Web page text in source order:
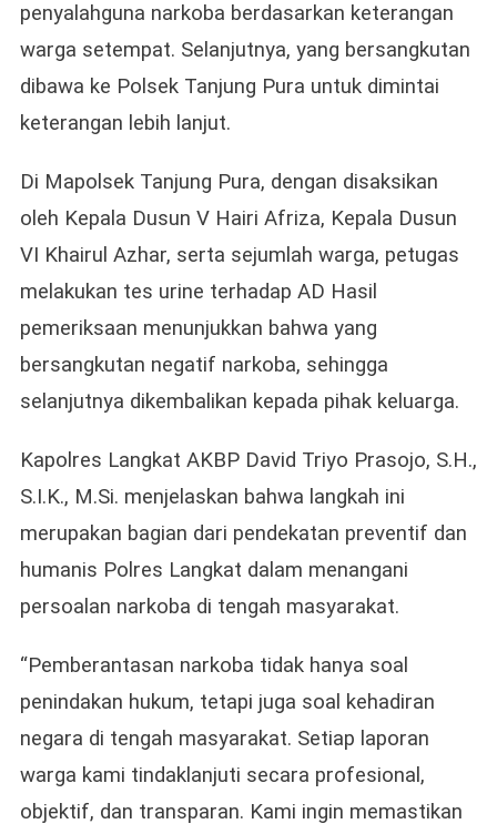
penyalahguna narkoba berdasarkan keterangan
warga setempat. Selanjutnya, yang bersangkutan
dibawa ke Polsek Tanjung Pura untuk dimintai
keterangan lebih lanjut.
Di Mapolsek Tanjung Pura, dengan disaksikan
oleh Kepala Dusun V Hairi Afriza, Kepala Dusun
VI Khairul Azhar, serta sejumlah warga, petugas
melakukan tes urine terhadap AD Hasil
pemeriksaan menunjukkan bahwa yang
bersangkutan negatif narkoba, sehingga
selanjutnya dikembalikan kepada pihak keluarga.
Kapolres Langkat AKBP David Triyo Prasojo, S.H.,
S.I.K., M.Si. menjelaskan bahwa langkah ini
merupakan bagian dari pendekatan preventif dan
humanis Polres Langkat dalam menangani
persoalan narkoba di tengah masyarakat.
“Pemberantasan narkoba tidak hanya soal
penindakan hukum, tetapi juga soal kehadiran
negara di tengah masyarakat. Setiap laporan
warga kami tindaklanjuti secara profesional,
objektif, dan transparan. Kami ingin memastikan